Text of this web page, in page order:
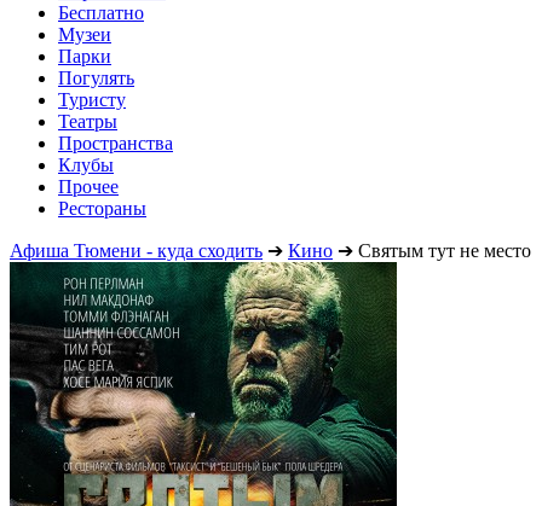
Бесплатно
Музеи
Парки
Погулять
Туристу
Театры
Пространства
Клубы
Прочее
Рестораны
Афиша Тюмени - куда сходить ➔ Кино ➔ Святым тут не место